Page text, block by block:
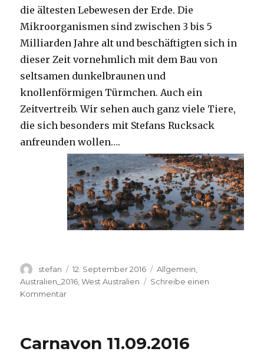
die ältesten Lebewesen der Erde. Die
Mikroorganismen sind zwischen 3 bis 5
Milliarden Jahre alt und beschäftigten sich in
dieser Zeit vornehmlich mit dem Bau von
seltsamen dunkelbraunen und
knollenförmigen Türmchen. Auch ein
Zeitvertreib. Wir sehen auch ganz viele Tiere,
die sich besonders mit Stefans Rucksack
anfreunden wollen….
Autor
stefan
Veröffentlicht
am
12. September 2016 Kategorien
Allgemein
Australien_2016 ,West Australien
Schreibe einen
Kommentarzu
Carnavon 11.09.2016